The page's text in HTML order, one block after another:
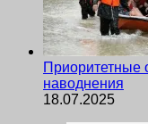
Приоритетные
наводнения
18.07.2025